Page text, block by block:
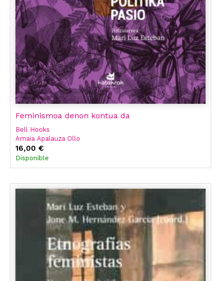
Feminismoa denon kontua da
Bell Hooks
Amaia Apalauza Ollo
Mari Luz Esteban
16,00 €
Disponible